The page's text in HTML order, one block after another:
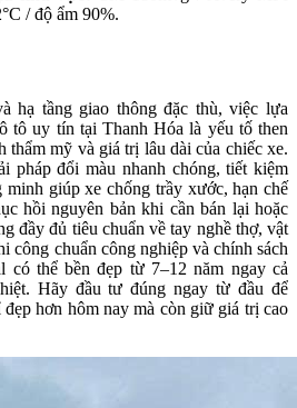
/ độ ẩm 90%.​
hạ tầng giao thông đặc thù, việc lựa
tô uy tín tại Thanh Hóa là yếu tố then
thẩm mỹ và giá trị lâu dài của chiếc xe.
pháp đổi màu nhanh chóng, tiết kiệm
minh giúp xe chống trầy xước, hạn chế
hồi nguyên bản khi cần bán lại hoặc
đầy đủ tiêu chuẩn về tay nghề thợ, vật
công chuẩn công nghiệp và chính sách
có thể bền đẹp từ 7–12 năm ngay cả
Hãy đầu tư đúng ngay từ đầu để
hơn hôm nay mà còn giữ giá trị cao